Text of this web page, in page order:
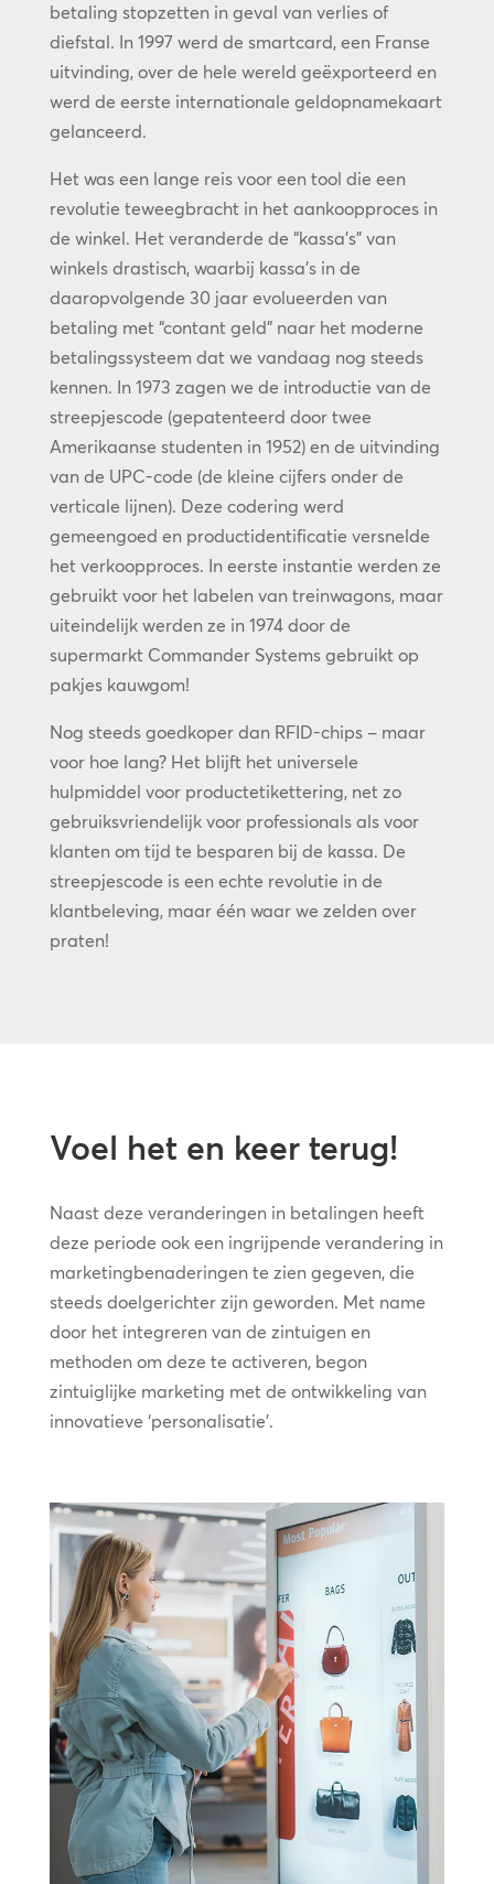
betaling stopzetten in geval van verlies of
diefstal. In 1997 werd de smartcard, een Franse
uitvinding, over de hele wereld geëxporteerd en
werd de eerste internationale geldopnamekaart
gelanceerd.
Het was een lange reis voor een tool die een
revolutie teweegbracht in het aankoopproces in
de winkel. Het veranderde de “kassa’s” van
winkels drastisch, waarbij kassa’s in de
daaropvolgende 30 jaar evolueerden van
betaling met “contant geld” naar het moderne
betalingssysteem dat we vandaag nog steeds
kennen. In 1973 zagen we de introductie van de
streepjescode (gepatenteerd door twee
Amerikaanse studenten in 1952) en de uitvinding
van de UPC-code (de kleine cijfers onder de
verticale lijnen). Deze codering werd
gemeengoed en productidentificatie versnelde
het verkoopproces. In eerste instantie werden ze
gebruikt voor het labelen van treinwagons, maar
uiteindelijk werden ze in 1974 door de
supermarkt Commander Systems gebruikt op
pakjes kauwgom!
Nog steeds goedkoper dan RFID-chips – maar
voor hoe lang? Het blijft het universele
hulpmiddel voor productetikettering, net zo
gebruiksvriendelijk voor professionals als voor
klanten om tijd te besparen bij de kassa. De
streepjescode is een echte revolutie in de
klantbeleving, maar één waar we zelden over
praten!
Voel het en keer terug!
Naast deze veranderingen in betalingen heeft
deze periode ook een ingrijpende verandering in
marketingbenaderingen te zien gegeven, die
steeds doelgerichter zijn geworden. Met name
door het integreren van de zintuigen en
methoden om deze te activeren, begon
zintuiglijke marketing met de ontwikkeling van
innovatieve ‘personalisatie’.